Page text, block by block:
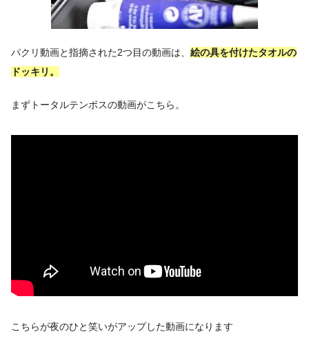
パクリ動画と指摘された2つ目の動画は、 絵の具を付けたタオルの
ドッキリ。
まずトータルテンボスの動画がこちら。
こちらが夜のひと笑いがアップした動画になります